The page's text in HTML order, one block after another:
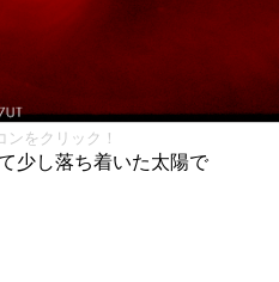
をクリック！
少し落ち着いた太陽で